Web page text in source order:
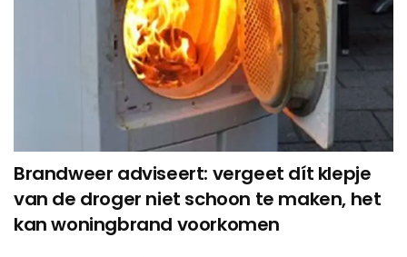
Brandweer adviseert: vergeet dít klepje
van de droger niet schoon te maken, het
kan woningbrand voorkomen